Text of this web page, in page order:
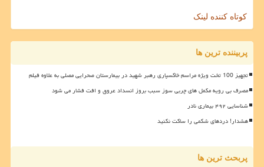
کوتاه کننده لینک
پربیننده ترین ها
تجهیز 100 تخت ویژه مراسم خاکسپاری رهبر شهید در بیمارستان صحرایی مصلی به علاوه فیلم
مصرف بی رویه مکمل های چربی سوز سبب بروز انسداد عروق و افت فشار می شود
شناسایی ۴۹۲ بیماری نادر
هشدار! دردهای شکمی را ساکت نکنید
پربحث ترین ها